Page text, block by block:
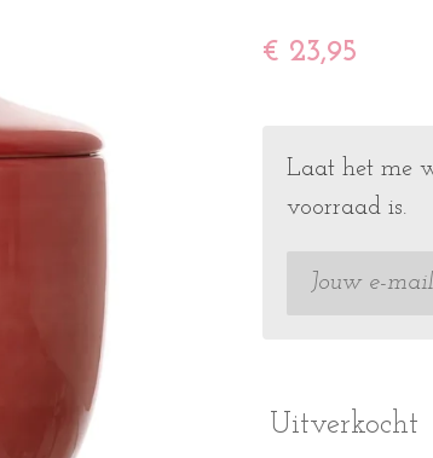
€ 23,95
Laat het me
voorraad is.
Uitverkocht